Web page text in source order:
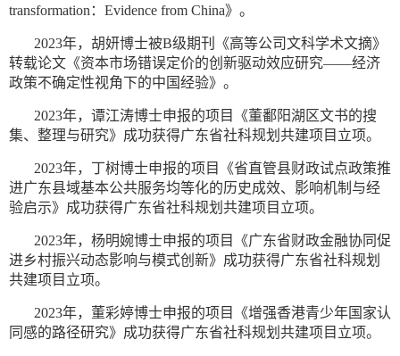
transformation：Evidence from China》。
2023年，胡妍博士被B级期刊《高等公司文科学术文摘》
转载论文《资本市场错误定价的创新驱动效应研究——经济
政策不确定性视角下的中国经验》。
2023年，谭江涛博士申报的项目《董鄱阳湖区文书的搜
集、整理与研究》成功获得广东省社科规划共建项目立项。
2023年，丁树博士申报的项目《省直管县财政试点政策推
进广东县域基本公共服务均等化的历史成效、影响机制与经
验启示》成功获得广东省社科规划共建项目立项。
2023年，杨明婉博士申报的项目《广东省财政金融协同促
进乡村振兴动态影响与模式创新》成功获得广东省社科规划
共建项目立项。
2023年，董彩婷博士申报的项目《增强香港青少年国家认
同感的路径研究》成功获得广东省社科规划共建项目立项。